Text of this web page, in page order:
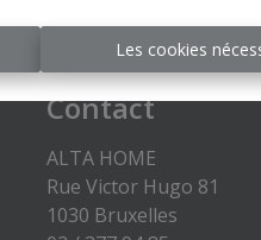
Les cookies
Contact
ALTA HOME
Rue Victor Hugo 81
1030 Bruxelles